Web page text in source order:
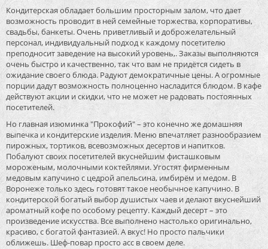
Кондитерская обладает большим просторным залом, что дает
возможность проводит в ней семейные торжества, корпоративы,
свадьбы, банкеты. Очень приветливый и доброжелательный
персонал, индивидуальный подход к каждому посетителю
преподносит заведение на высокий уровень,. Заказы выполняются
очень быстро и качественно, так что вам не придётся сидеть в
ожидание своего блюда. Радуют демократичные цены. А огромные
порции дадут возможность полноценно насладится блюдом. В кафе
действуют акции и скидки, что не может не радовать постоянных
посетителей.
Но главная изюминка "Прокофий" – это конечно же домашняя
выпечка и кондитерские изделия. Меню впечатляет разнообразием
пирожных, тортиков, всевозможных десертов и напитков.
Побалуют своих посетителей вкуснейшим фисташковым
мороженым, молочными коктейлями. Угостят фирменным
медовым капучино с цедрой апельсина, имбирём и медом. В
Воронеже только здесь готовят такое необычное капучино. В
кондитерской богатый выбор душистых чаев и делают вкуснейший
ароматный кофе по особому рецепту. Каждый десерт – это
произведение искусства. Все выполнено настолько оригинально,
красиво, с богатой фантазией. А вкус! Но просто пальчики
оближешь. Шеф-повар просто асс в своем деле.